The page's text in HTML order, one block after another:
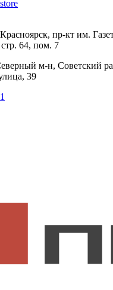
пр-кт им.
64, пом. 7
м-н, Советский
39